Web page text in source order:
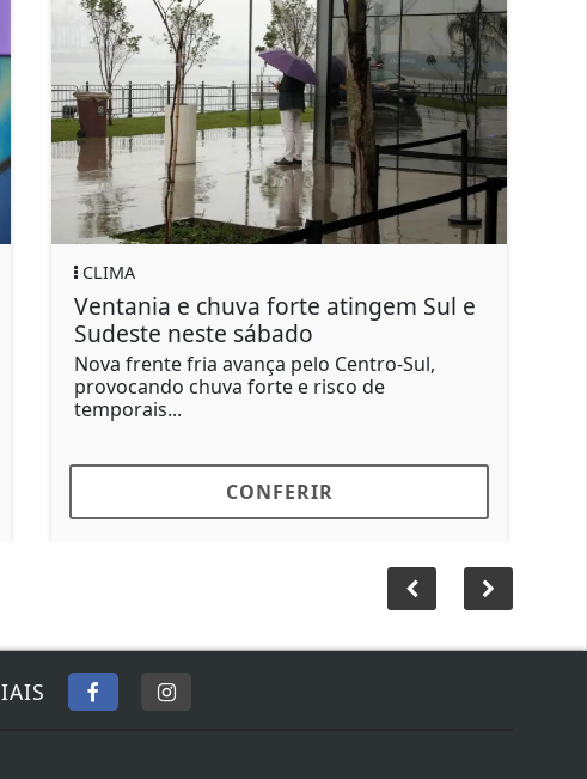
CLIMA
Ventania e chuva forte atingem Sul e
Sudeste neste sábado
Nova frente fria avança pelo Centro-Sul,
provocando chuva forte e risco de
temporais...
CONFERIR